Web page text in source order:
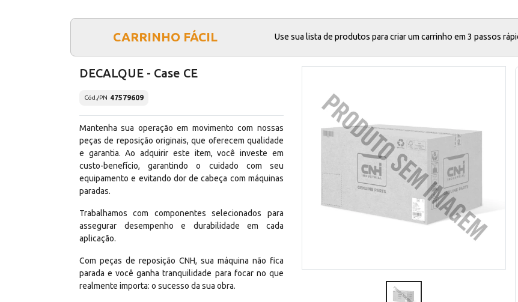
CARRINHO FÁCIL Use sua lista de produtos para criar um carrinho em 3 passos
DECALQUE - Case CE
Cód./PN 47579609
Mantenha sua operação em movimento com nossas
peças de reposição originais, que oferecem qualidade
e garantia. Ao adquirir este item, você investe em
custo-benefício, garantindo o cuidado com seu
equipamento e evitando dor de cabeça com máquinas
paradas.
Trabalhamos com componentes selecionados para
assegurar desempenho e durabilidade em cada
aplicação.
Com peças de reposição CNH, sua máquina não fica
parada e você ganha tranquilidade para focar no que
realmente importa: o sucesso da sua obra.